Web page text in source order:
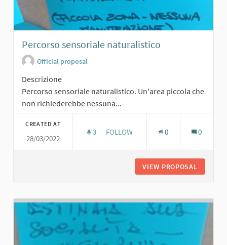
Percorso sensoriale naturalistico
Official proposal
Descrizione
Percorso sensoriale naturalistico. Un'area piccola che
non richiederebbe nessuna...
CREATED AT
28/03/2022
3 3 FOLLOWERS
FOLLOW 0 0
VIEW PROPOSAL